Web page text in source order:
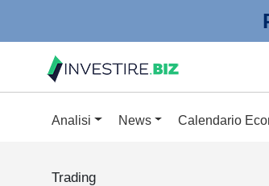
Analisi News Calendario
Trading